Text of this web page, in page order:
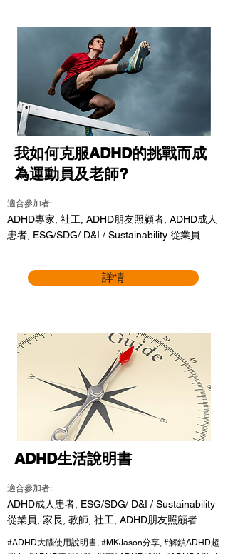
我如何克服ADHD的挑戰而成
為運動員及老師?
適合參加者:
ADHD專家, 社工, ADHD朋友照顧者, ADHD成人
患者, ESG/SDG/ D&I / Sustainability 從業員
詳情
ADHD生活說明書
適合參加者:
ADHD成人患者, ESG/SDG/ D&I / Sustainability
從業員, 家長, 教師, 社工, ADHD朋友照顧者
#ADHD大腦使用說明書, #MKJason分享, #解鎖ADHD超